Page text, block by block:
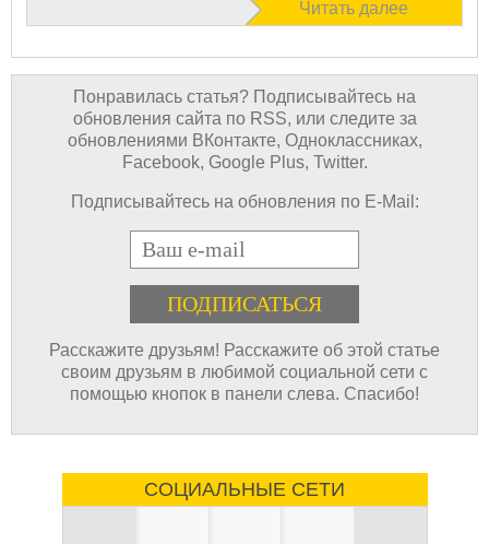
Читать далее
Понравилась статья? Подписывайтесь на
обновления сайта по RSS, или следите за
обновлениями ВКонтакте, Одноклассниках,
Facebook, Google Plus, Twitter.
Подписывайтесь на обновления по E-Mail:
E-mail
Расскажите друзьям! Расскажите об этой статье
своим друзьям в любимой социальной сети с
помощью кнопок в панели слева. Спасибо!
СОЦИАЛЬНЫЕ СЕТИ